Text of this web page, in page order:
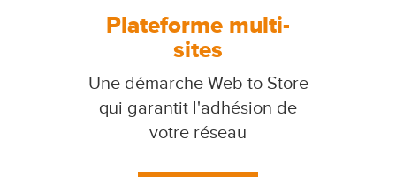
Plateforme multi-
sites
Une démarche Web to Store
qui garantit l'adhésion de
votre réseau